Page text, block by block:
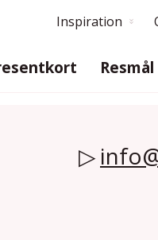
Inspiration
Resmål